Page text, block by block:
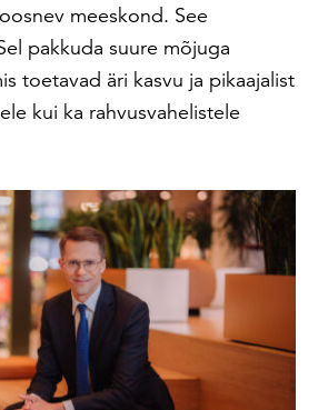
meeskond. See
pakkuda suure mõjuga
toetavad äri kasvu ja pikaajalist
kui ka rahvusvahelistele